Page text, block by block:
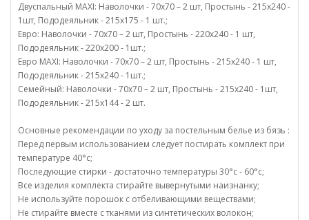
Двуспальный MAXI: Наволочки - 70х70 – 2 шт, Простынь - 215х240 -
1шт, Пододеяльник - 215х175 - 1 шт.;
Евро: Наволочки - 70х70 – 2 шт, Простынь - 220х240 - 1 шт,
Пододеяльник - 220х200 - 1шт.;
Евро MAXI: Наволочки - 70х70 – 2 шт, Простынь - 215х240 - 1 шт,
Пододеяльник - 215х240 - 1шт.;
Семейный: Наволочки - 70х70 – 2 шт, Простынь - 215х240 - 1шт,
Пододеяльник - 215х144 - 2 шт.
Основные рекомендации по уходу за постельным белье из бязь :
Перед первым использованием следует постирать комплект при
температуре 40°c;
Последующие стирки - достаточно температуры 30°c - 60°c;
Все изделия комплекта стирайте вывернутыми наизнанку;
Не используйте порошок с отбеливающими веществами;
Не стирайте вместе с тканями из синтетических волокон;